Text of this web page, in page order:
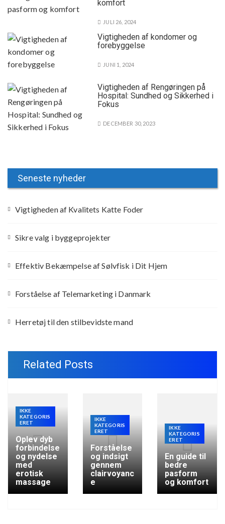
komfort
JULI 26, 2024
Vigtigheden af kondomer og
forebyggelse
JUNI 1, 2024
Vigtigheden af Rengøringen på
Hospital: Sundhed og Sikkerhed i
Fokus
DECEMBER 30, 2023
Seneste nyheder
Vigtigheden af Kvalitets Katte Foder
Sikre valg i byggeprojekter
Effektiv Bekæmpelse af Sølvfisk i Dit Hjem
Forståelse af Telemarketing i Danmark
Herretøj til den stilbevidste mand
Related Posts
IKKE
KATEGORIS
ERET
Oplev dyb
forbindelse
og nydelse
med
erotisk
massage
IKKE
KATEGORIS
ERET
Forståelse
og indsigt
gennem
clairvoyanc
e
IKKE
KATEGORIS
ERET
En guide til
bedre
pasform
og komfort